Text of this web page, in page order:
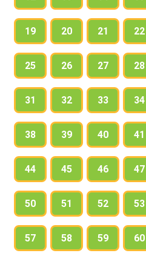
19 20 21 22
25 26 27 28
31 32 33 34
38 39 40 41
44 45 46 47
50 51 52 53
57 58 59 60